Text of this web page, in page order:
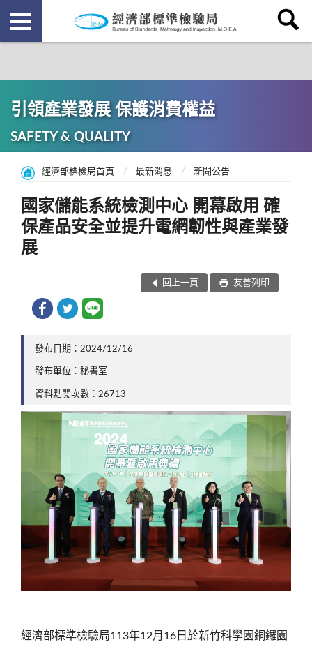
引領產業發展 保護消費權益
SAFETY & QUALITY
經濟部標檢局首頁 最新消息 新聞公告
國家儲能系統檢測中心 開幕啟用 確
保產品安全並提升電網韌性與產業發
展
回上一頁 友善列印
發布日期：2024/12/16
發布單位：秘書室
資料點閱次數：26713
經濟部標準檢驗局113年12月16日於新竹科學園銅鑼園